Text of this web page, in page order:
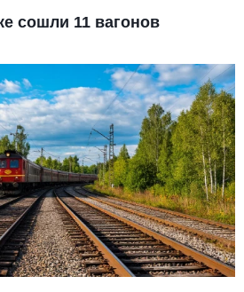
сошли 11 вагонов